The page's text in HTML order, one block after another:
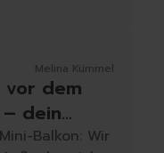
Melina Kümmel
vor dem
dein
Balkon: Wir